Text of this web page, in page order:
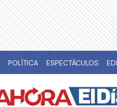
POLÍTICA ESPECTÁCULOS